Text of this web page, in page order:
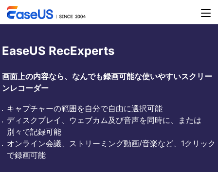
EaseUS RecExperts
画面上の内容なら、なんでも録画可能な使いやすいスクリー
ンレコーダー
キャプチャーの範囲を自分で自由に選択可能
ディスクプレイ、ウェブカム及び音声を同時に、または
別々で記録可能
オンライン会議、ストリーミング動画/音楽など、1クリック
で録画可能